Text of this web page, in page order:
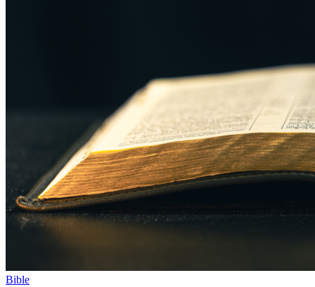
Bible